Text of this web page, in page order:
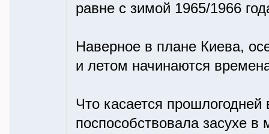
равне с зимой 1965/1966
Наверное в плане Киева,
и летом начинаются
Что касается
поспособствовала засухе